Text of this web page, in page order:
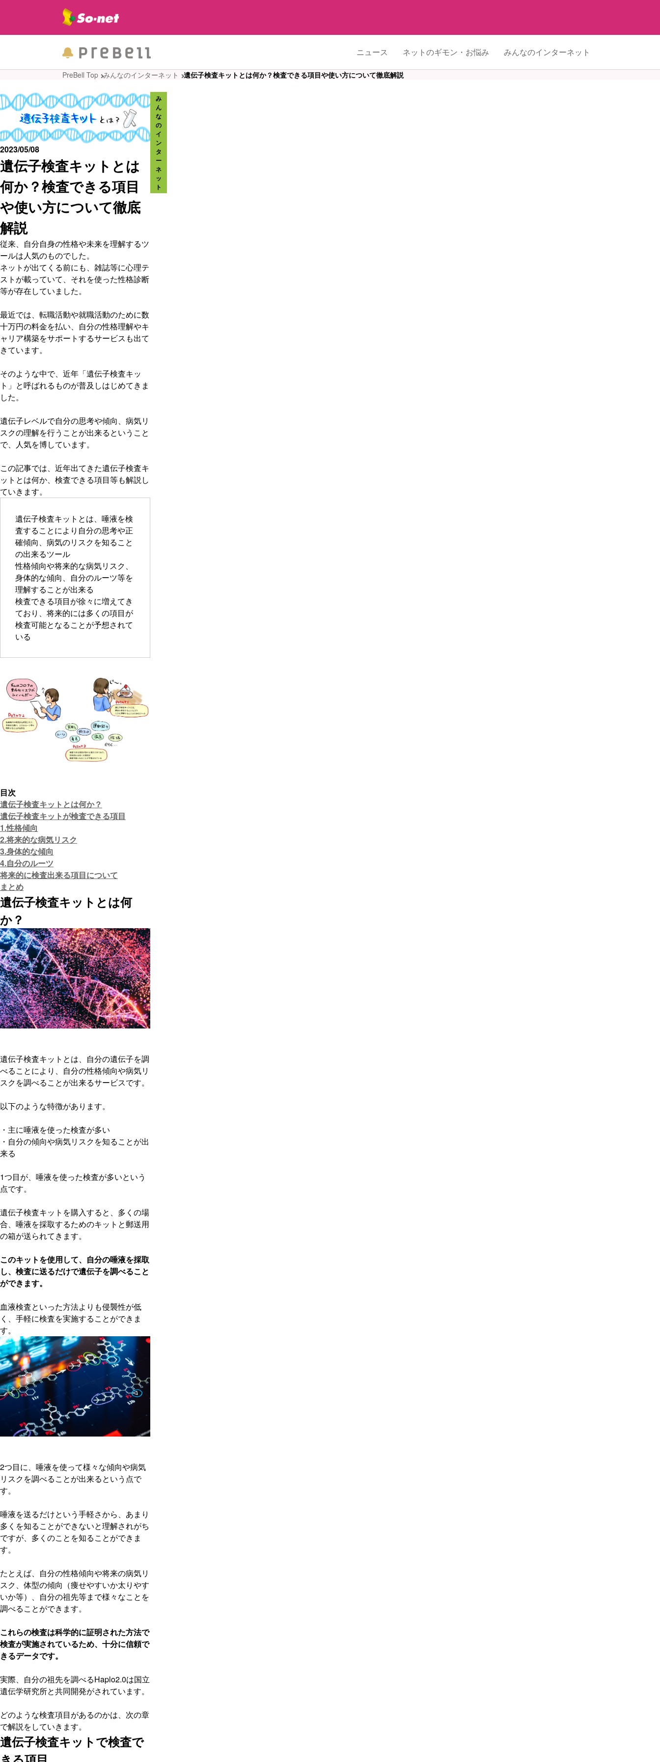
ニュース ネットのギモン・お悩み みんなのインターネット
PreBell Top みんなのインターネット 遺伝子検査キットとは何か？検査できる項目や使い方について徹底解説
み
ん
な
の
イ
ン
タ
ー
ネ
ッ
ト
遺伝子検査キットとは
何か？検査できる項目
や使い方について徹底
解説
2023/05/08
従来、自分自身の性格や未来を理解するツ
ールは人気のものでした。
ネットが出てくる前にも、雑誌等に心理テ
ストが載っていて、それを使った性格診断
等が存在していました。
最近では、転職活動や就職活動のために数
十万円の料金を払い、自分の性格理解やキ
ャリア構築をサポートするサービスも出て
きています。
そのような中で、近年「遺伝子検査キッ
ト」と呼ばれるものが普及しはじめてきま
した。
遺伝子レベルで自分の思考や傾向、病気リ
スクの理解を行うことが出来るということ
で、人気を博しています。
この記事では、近年出てきた遺伝子検査キ
ットとは何か、検査できる項目等も解説し
ていきます。
遺伝子検査キットとは、唾液を検
査することにより自分の思考や正
確傾向、病気のリスクを知ること
の出来るツール
性格傾向や将来的な病気リスク、
身体的な傾向、自分のルーツ等を
理解することが出来る
検査できる項目が徐々に増えてき
ており、将来的には多くの項目が
検査可能となることが予想されて
いる
目次
遺伝子検査キットとは何か？
遺伝子検査キットが検査できる項目
1.性格傾向
2.将来的な病気リスク
3.身体的な傾向
4.自分のルーツ
将来的に検査出来る項目について
まとめ
遺伝子検査キットとは何
か？
遺伝子検査キットとは、自分の遺伝子を調
べることにより、自分の性格傾向や病気リ
スクを調べることが出来るサービスです。
以下のような特徴があります。
・主に唾液を使った検査が多い
・自分の傾向や病気リスクを知ることが出
来る
1つ目が、唾液を使った検査が多いという
点です。
遺伝子検査キットを購入すると、多くの場
合、唾液を採取するためのキットと郵送用
の箱が送られてきます。
このキットを使用して、自分の唾液を採取
し、検査に送るだけで遺伝子を調べること
ができます。
血液検査といった方法よりも侵襲性が低
く、手軽に検査を実施することができま
す。
2つ目に、唾液を使って様々な傾向や病気
リスクを調べることが出来るという点で
す。
唾液を送るだけという手軽さから、あまり
多くを知ることができないと理解されがち
ですが、多くのことを知ることができま
す。
たとえば、自分の性格傾向や将来の病気リ
スク、体型の傾向（痩せやすいか太りやす
いか等）、自分の祖先等まで様々なことを
調べることができます。
これらの検査は科学的に証明された方法で
検査が実施されているため、十分に信頼で
きるデータです。
実際、自分の祖先を調べるHaplo2.0は国立
遺伝学研究所と共同開発がされています。
どのような検査項目があるのかは、次の章
で解説をしていきます。
遺伝子検査キットで検査で